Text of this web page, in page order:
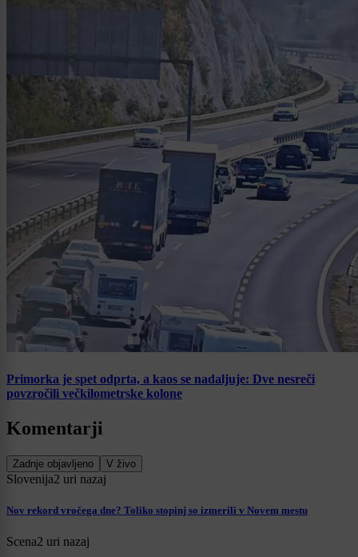
Primorka je spet odprta, a kaos se nadaljuje: Dve nesreči
povzročili večkilometrske kolone
Komentarji
Zadnje objavljeno V živo
Slovenija2 uri nazaj
Nov rekord vročega dne? Toliko stopinj so izmerili v Novem mestu
Scena2 uri nazaj